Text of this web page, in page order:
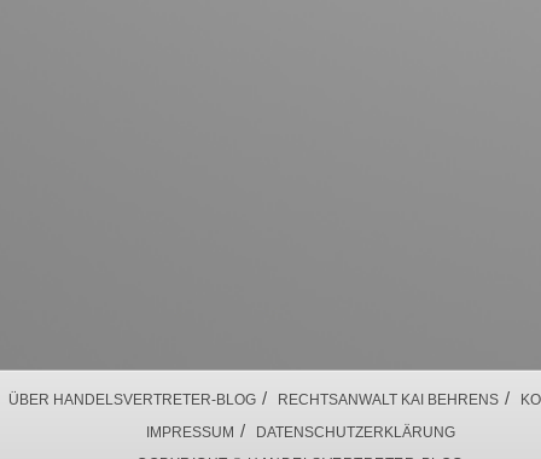
ÜBER HANDELSVERTRETER-BLOG / RECHTSANWALT KAI BEHRENS /
IMPRESSUM /
DATENSCHUTZERKLÄRUNG